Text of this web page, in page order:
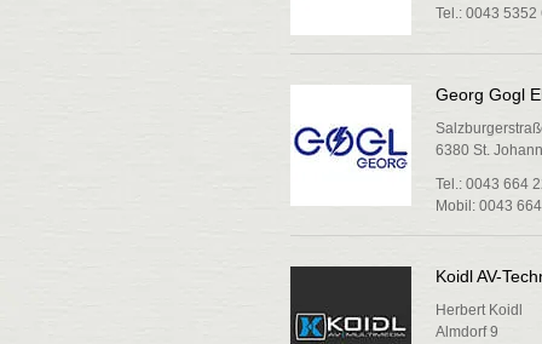
Tel.: 0043 5352
Georg Gogl
6380 St.
Tel.: 0043 664
Mobil: 0043
Koidl AV-
Herbert Koidl
Almdorf 9